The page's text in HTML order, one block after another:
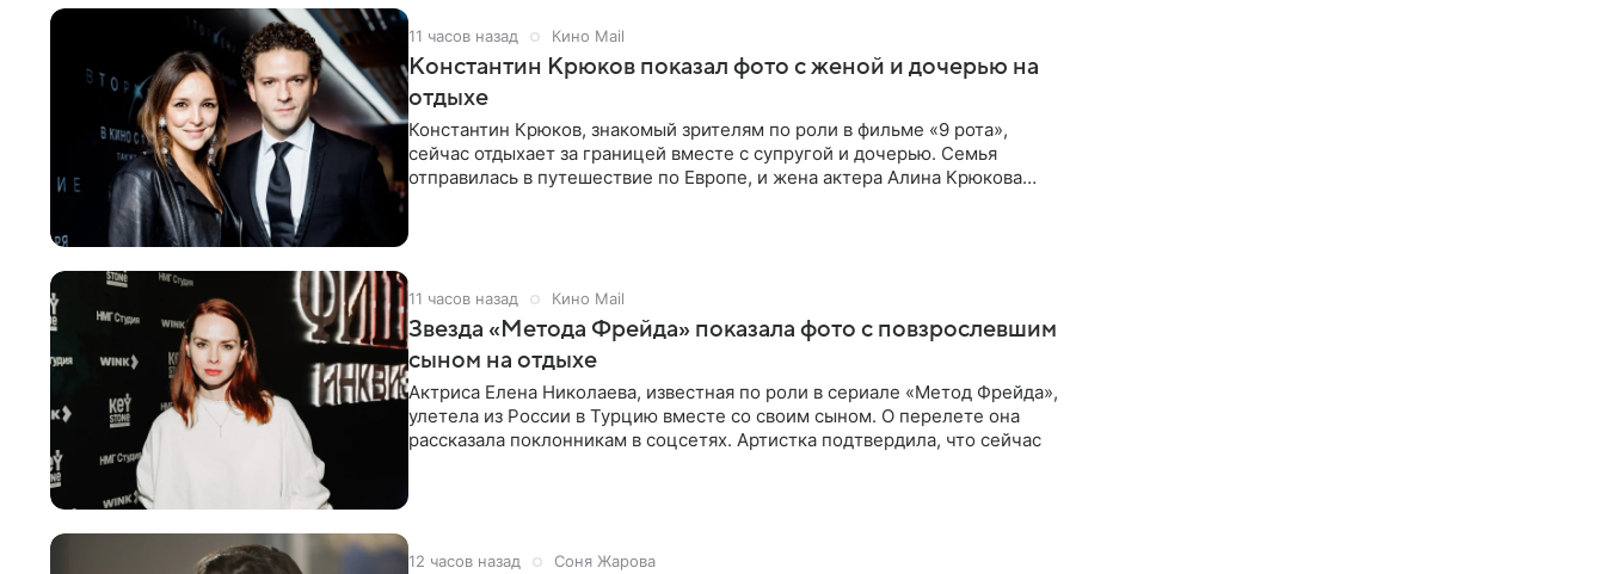
11 часов назад Кино Mail
Константин Крюков показал фото с женой и дочерью на
отдыхе
Константин Крюков, знакомый зрителям по роли в фильме «9 рота»,
сейчас отдыхает за границей вместе с супругой и дочерью. Семья
отправилась в путешествие по Европе, и жена актера Алина Крюкова
11 часов назад Кино Mail
Звезда «Метода Фрейда» показала фото с повзрослевшим
сыном на отдыхе
Актриса Елена Николаева, известная по роли в сериале «Метод Фрейда»,
улетела из России в Турцию вместе со своим сыном. О перелете она
рассказала поклонникам в соцсетях. Артистка подтвердила, что сейчас
12 часов назад Соня Жарова